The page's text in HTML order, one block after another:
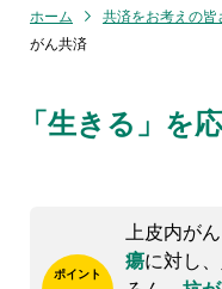
ホーム 共済をお考えの皆
がん共済
「生きる」を
ポイント
上皮内が
瘍に対し